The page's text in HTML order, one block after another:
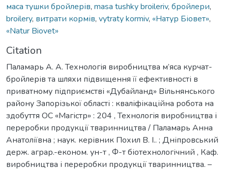
маса тушки бройлерів, masa tushky broileriv, бройлери,
broilery, витрати кормів, vytraty kormiv, «Натур Біовет»,
«Natur Biovet»
Citation
Паламарь А. А. Технологія виробництва м’яса курчат-
бройлерів та шляхи підвищення її ефективності в
приватному підприємстві «Дубайланд» Вільнянського
району Запорізької області : кваліфікаційна робота на
здобуття ОС «Магістр» : 204 , Технологія виробництва і
переробки продукції тваринництва / Паламарь Анна
Анатоліївна ; наук. керівник Похил В. І.. ; Дніпровський
держ. аграр.-економ. ун-т , Ф-т біотехнологічний , Каф.
виробництва і переробки продукції тваринництва. –